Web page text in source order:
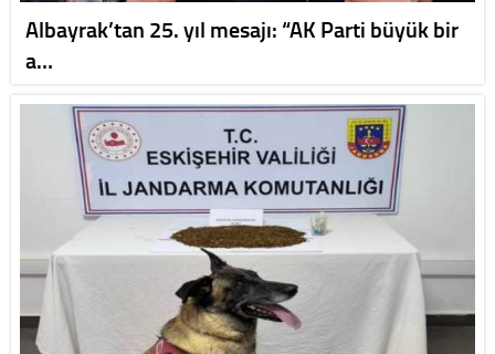
Albayrak’tan 25. yıl mesajı: “AK Parti büyük bir
a…